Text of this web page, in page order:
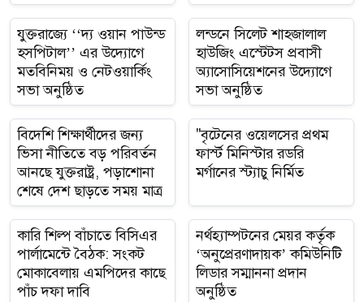
যুক্তরাজ্যে ‘‘দ‍্য ওয়ান পাউন্ড
হসপিটাল’’ এর উদ্যোগে
মতবিনিময় ও নেটওয়ার্কিং
সভা অনুষ্ঠিত
লন্ড‌নে সিলেট শাহজালাল
হাউজিং এস্টেটস প্রবাসী
অ্যাসোসিয়েশনের উদ্যো‌গে
সভা অনুষ্ঠিত
বিদেশি শিক্ষার্থীদের জন্য
ভিসা নীতিতে বড় পরিবর্তন
আনছে যুক্তরাষ্ট্র, পড়াশোনা
শেষে দেশ ছাড়তে সময় মাত্র
৩০ দিন
"বৃটেনের ওয়েলসের প্রথম
ফার্স্ট মিনিস্টার রডরি
মর্গানের স্ট্যাচু নির্মিত
কারি শিল্প বাঁচাতে বিসিএর
পার্লামেন্টে বৈঠক: সংকট
মোকাবেলায় এমপিদের কাছে
পাঁচ দফা দাবি
নর্থহ্যাম্পটনের মেয়র কর্তৃক
‘অনুপ্রেরণাদায়ক’ কমিউনিটি
লিডার সম্মাননা প্রদান
অনুষ্ঠিত